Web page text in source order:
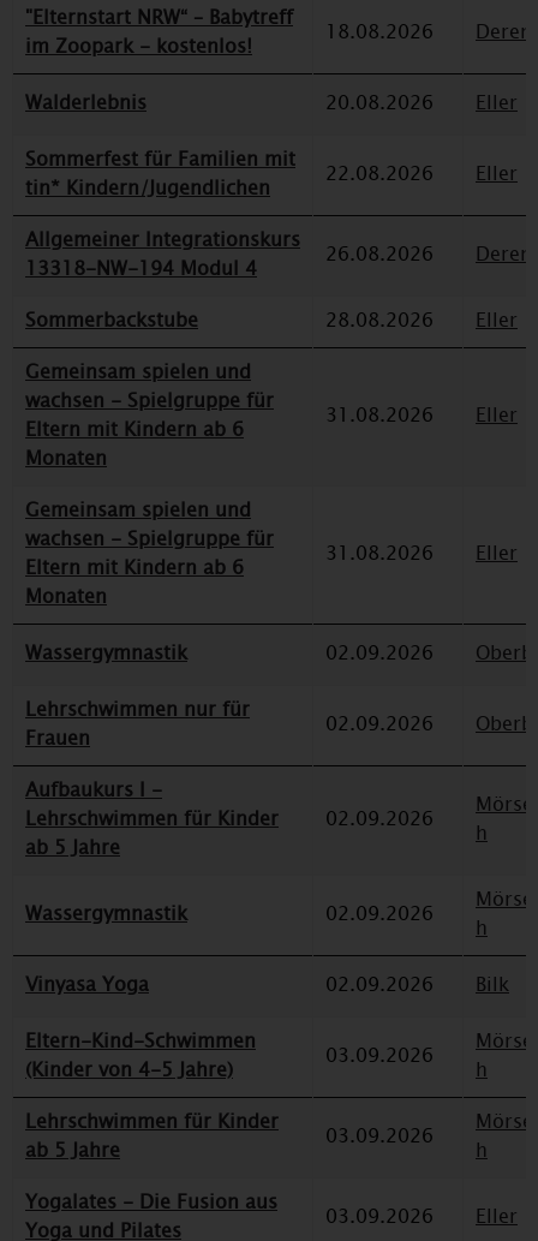
"Elternstart NRW“ – Babytreff
im Zoopark - kostenlos!
18.08.2026
Walderlebnis 20.08.2026
Eller
Sommerfest für Familien mit
tin* Kindern/Jugendlichen
22.08.2026 Eller
Allgemeiner Integrationskurs
13318-NW-194 Modul 4
26.08.2026
Sommerbackstube 28.08.2026
Eller
Gemeinsam spielen und
wachsen - Spielgruppe für
Eltern mit Kindern ab 6
Monaten
31.08.2026 Eller
Gemeinsam spielen und
wachsen - Spielgruppe für
Eltern mit Kindern ab 6
Monaten
31.08.2026 Eller
Wassergymnastik 02.09.2026
Lehrschwimmen nur für
Frauen
02.09.2026
Aufbaukurs I -
Lehrschwimmen für Kinder
ab 5 Jahre
02.09.2026
h
Wassergymnastik 02.09.2026
h
Vinyasa Yoga
02.09.2026
Bilk
Eltern-Kind-Schwimmen
(Kinder von 4-5 Jahre)
03.09.2026
h
Lehrschwimmen für Kinder
ab 5 Jahre
03.09.2026
h
Yogalates - Die Fusion aus
Yoga und Pilates
03.09.2026 Eller